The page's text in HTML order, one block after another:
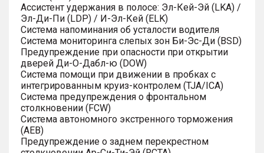
Ассистент удержания в полосе: Эл-Кей-Эй (LKA) /
Эл-Ди-Пи (LDP) / И-Эл-Кей (ELK)
Система напоминания об усталости водителя
Система мониторинга слепых зон Би-Эс-Ди (BSD)
Предупреждение при опасности при открытии
дверей Ди-О-Дабл-ю (DOW)
Система помощи при движении в пробках с
интегрированным круиз-контролем (TJA/ICA)
Система предупреждения о фронтальном
столкновении (FCW)
Система автономного экстренного торможения
(AEB)
Предупреждение о заднем перекрестном